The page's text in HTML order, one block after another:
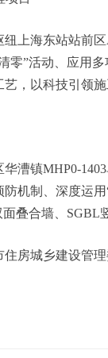
海东站站前区
零”活动、应用
，以科技引领施
镇MHP0-1403
机制、深度运
叠合墙、
城乡建设管理